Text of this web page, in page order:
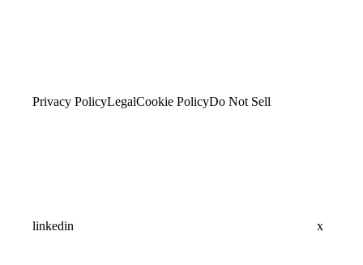
Privacy PolicyLegalCookie PolicyDo Not Sell
linkedin x